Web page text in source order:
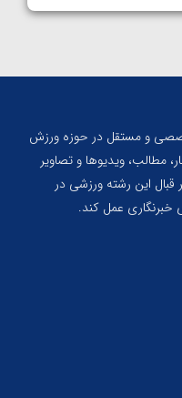
و مستقل در حوزه ورزش
مطالب، ویدیوها و تصاویر
این رشته ورزشی در
خبرنگاری عمل کند.